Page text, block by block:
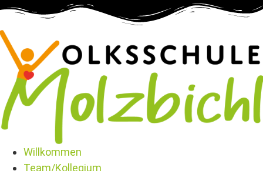
Willkommen
Team/Kollegium